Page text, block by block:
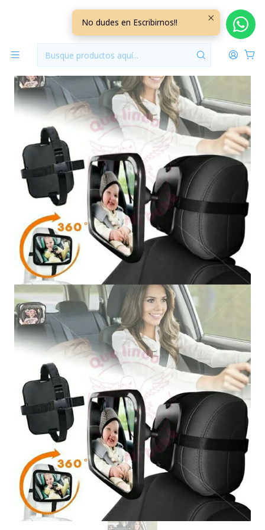
Seguridad Bebé Espejo Retrovisor Auto XL
No dudes en Escribirnos!!